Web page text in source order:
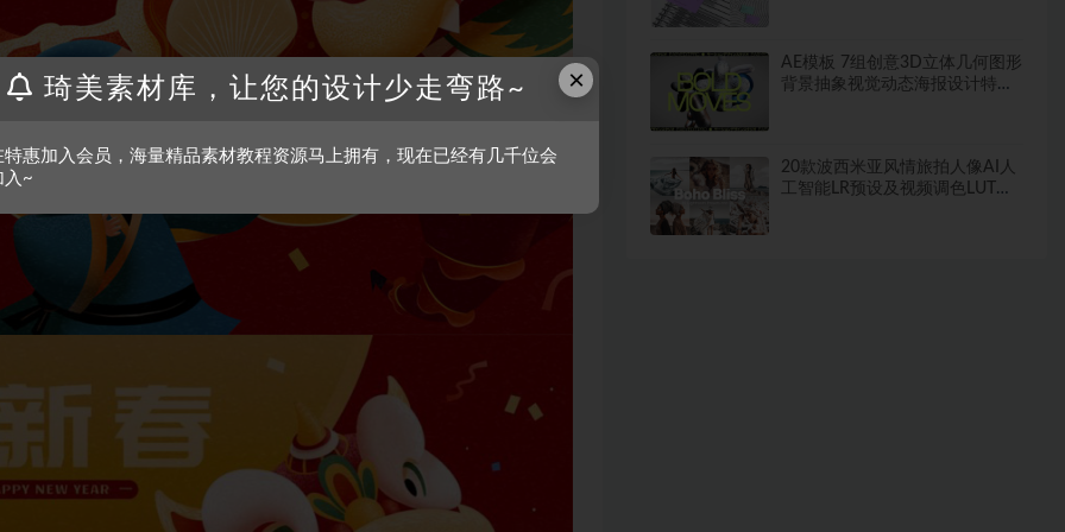
AE模板 7组创意3D立体几何图形
背景抽象视觉动态海报设计特效
20款波西米亚风情旅拍人像AI人
工智能LR预设及视频调色LUT预
×
琦美素材库，让您的设计少走弯路~
特惠加入会员，海量精品素材教程资源马上拥有，现在已经有几千位会
入~